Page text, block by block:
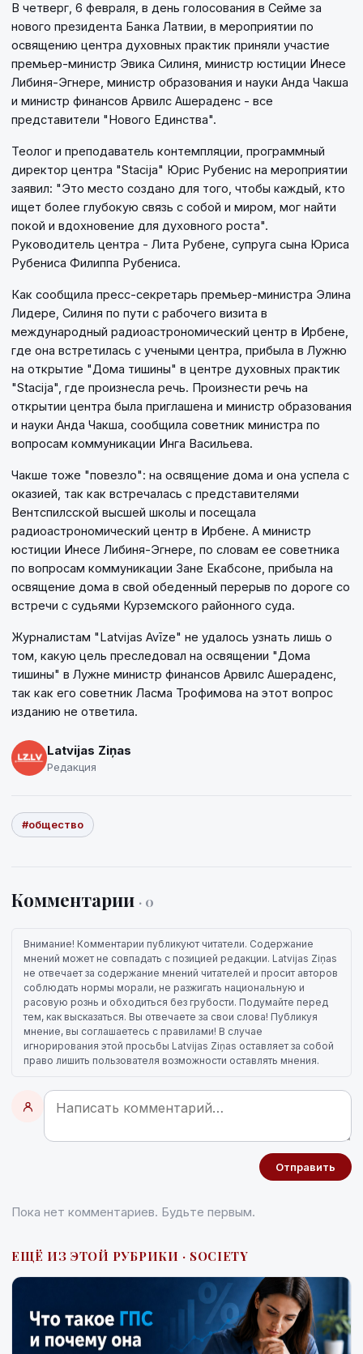
В четверг, 6 февраля, в день голосования в Сейме за
нового президента Банка Латвии, в мероприятии по
освящению центра духовных практик приняли участие
премьер-министр Эвика Силиня, министр юстиции Инесе
Либиня-Эгнере, министр образования и науки Анда Чакша
и министр финансов Арвилс Ашераденс - все
представители "Нового Единства".
Теолог и преподаватель контемпляции, программный
директор центра "Stacija" Юрис Рубенис на мероприятии
заявил: "Это место создано для того, чтобы каждый, кто
ищет более глубокую связь с собой и миром, мог найти
покой и вдохновение для духовного роста".
Руководитель центра - Лита Рубене, супруга сына Юриса
Рубениса Филиппа Рубениса.
Как сообщила пресс-секретарь премьер-министра Элина
Лидере, Силиня по пути с рабочего визита в
международный радиоастрономический центр в Ирбене,
где она встретилась с учеными центра, прибыла в Лужню
на открытие "Дома тишины" в центре духовных практик
"Stacija", где произнесла речь. Произнести речь на
открытии центра была приглашена и министр образования
и науки Анда Чакша, сообщила советник министра по
вопросам коммуникации Инга Васильева.
Чакше тоже "повезло": на освящение дома и она успела с
оказией, так как встречалась с представителями
Вентспилсской высшей школы и посещала
радиоастрономический центр в Ирбене. А министр
юстиции Инесе Либиня-Эгнере, по словам ее советника
по вопросам коммуникации Зане Екабсоне, прибыла на
освящение дома в свой обеденный перерыв по дороге со
встречи с судьями Курземского районного суда.
Журналистам "Latvijas Avīze" не удалось узнать лишь о
том, какую цель преследовал на освящении "Дома
тишины" в Лужне министр финансов Арвилс Ашераденс,
так как его советник Ласма Трофимова на этот вопрос
изданию не ответила.
Latvijas Ziņas
Редакция
#общество
Комментарии · 0
Внимание! Комментарии публикуют читатели. Содержание
мнений может не совпадать с позицией редакции. Latvijas Ziņas
не отвечает за содержание мнений читателей и просит авторов
соблюдать нормы морали, не разжигать национальную и
расовую рознь и обходиться без грубости. Подумайте перед
тем, как высказаться. Вы отвечаете за свои слова! Публикуя
мнение, вы соглашаетесь с правилами! В случае
игнорирования этой просьбы Latvijas Ziņas оставляет за собой
право лишить пользователя возможности оставлять мнения.
Отправить
Пока нет комментариев. Будьте первым.
ЕЩЁ ИЗ ЭТОЙ РУБРИКИ · SOCIETY